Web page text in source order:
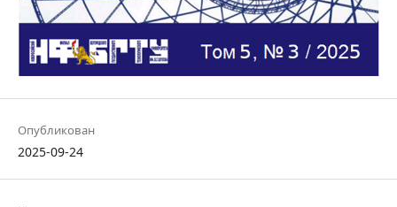
Опубликован
2025-09-24